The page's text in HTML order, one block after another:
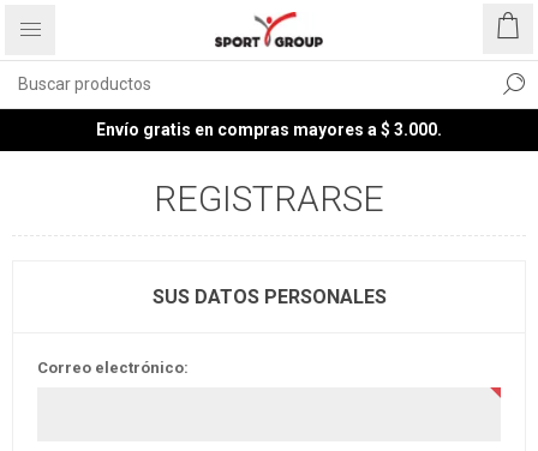
Envío gratis en compras mayores a $ 3.000.
REGISTRARSE
SUS DATOS PERSONALES
Correo electrónico: